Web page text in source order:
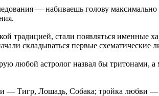
— набиваешь голову
традицией, стали появляться
складываться первые схематические
любой астролог назвал бы
— Тигр, Лошадь, Собака; тройка любви